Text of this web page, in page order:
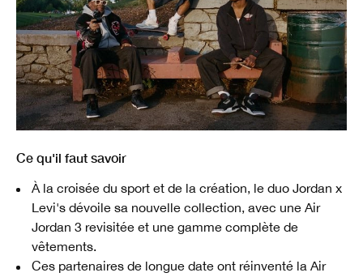
Ce qu'il faut savoir
À la croisée du sport et de la création, le duo Jordan x
Levi's dévoile sa nouvelle collection, avec une Air
Jordan 3 revisitée et une gamme complète de
vêtements.
Ces partenaires de longue date ont réinventé la Air